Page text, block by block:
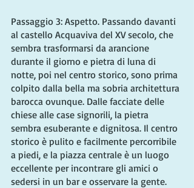
Passaggio 3: Aspetto. Passando davanti
al castello Acquaviva del XV secolo, che
sembra trasformarsi da arancione
durante il giorno e pietra di luna di
notte, poi nel centro storico, sono prima
colpito dalla bella ma sobria architettura
barocca ovunque. Dalle facciate delle
chiese alle case signorili, la pietra
sembra esuberante e dignitosa. Il centro
storico è pulito e facilmente percorribile
a piedi, e la piazza centrale è un luogo
eccellente per incontrare gli amici o
sedersi in un bar e osservare la gente.